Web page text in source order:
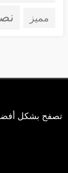
مميز
تصفح بشكل